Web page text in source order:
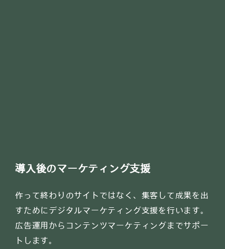
導入後のマーケティング支援
作って終わりのサイトではなく、集客して成果を出
すためにデジタルマーケティング支援を行います。
広告運用からコンテンツマーケティングまでサポー
トします。